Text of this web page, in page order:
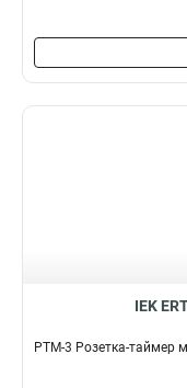
IEK
РТМ-3 Розетка-таймер